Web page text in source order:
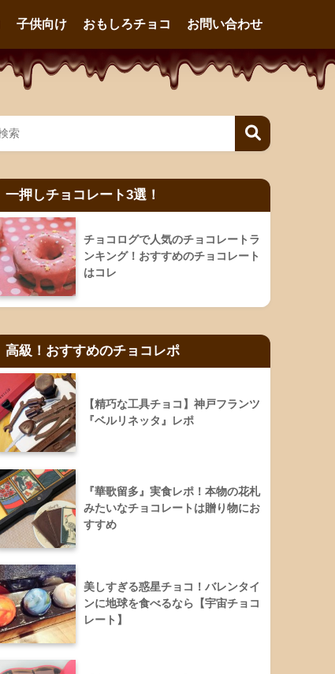
子供向け おもしろチョコ お問い合わせ
一押しチョコレート3選！
チョコログで人気のチョコレートラ
ンキング！おすすめのチョコレート
はコレ
高級！おすすめのチョコレポ
【精巧な工具チョコ】神戸フランツ
『ベルリネッタ』レポ
『華歌留多』実食レポ！本物の花札
みたいなチョコレートは贈り物にお
すすめ
美しすぎる惑星チョコ！バレンタイ
ンに地球を食べるなら【宇宙チョコ
レート】